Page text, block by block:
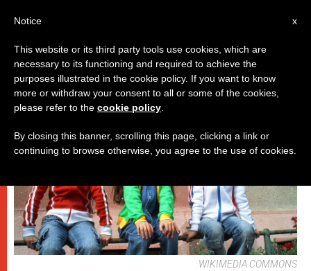
DICASTERI
WIKIMEDIA COMMONS
x
Notice
This website or its third party tools use cookies, which are
necessary to its functioning and required to achieve the
purposes illustrated in the cookie policy. If you want to know
more or withdraw your consent to all or some of the cookies,
please refer to the cookie policy
By closing this banner, scrolling this page, clicking a link or
continuing to browse otherwise, you agree to the use of cookies.